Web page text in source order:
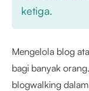
ketiga.
Mengelola blog
bagi banyak
blogwalking